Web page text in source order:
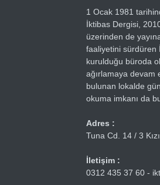
1 Ocak 1981
İktibas Dergisi,
üzerinden de
faaliyetini sürdüren
kurulduğu büroda
ağırlamaya devam
bulunan lokalde
okuma imkanı da
Adres :
Tuna Cd. 14 / 3
İletişim :
0312 435 37 60 -